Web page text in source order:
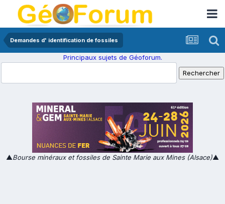
Demandes d' identification de fossiles
Principaux sujets de Géoforum.
▲Bourse minéraux et fossiles de Sainte Marie aux Mines (Alsace)▲